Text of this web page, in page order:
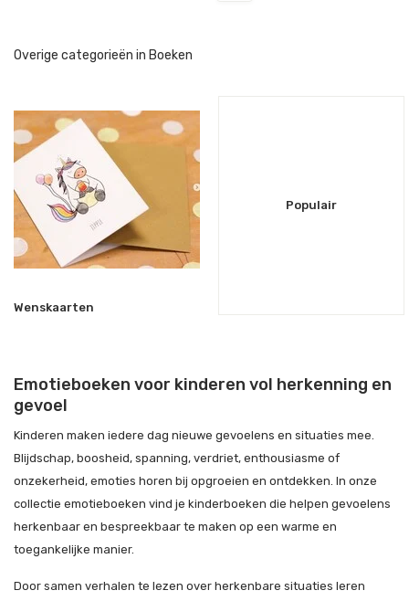
Overige categorieën in Boeken
Wenskaarten
Populair
Emotieboeken voor kinderen vol herkenning en
gevoel
Kinderen maken iedere dag nieuwe gevoelens en situaties mee.
Blijdschap, boosheid, spanning, verdriet, enthousiasme of
onzekerheid, emoties horen bij opgroeien en ontdekken. In onze
collectie emotieboeken vind je kinderboeken die helpen gevoelens
herkenbaar en bespreekbaar te maken op een warme en
toegankelijke manier.
Door samen verhalen te lezen over herkenbare situaties leren